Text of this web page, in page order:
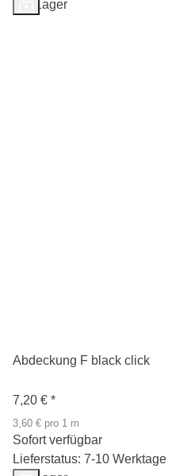
Auf Lager
Abdeckung F black click
7,20 € *
3,60 € pro 1 m
Sofort verfügbar
Lieferstatus: 7-10 Werktage